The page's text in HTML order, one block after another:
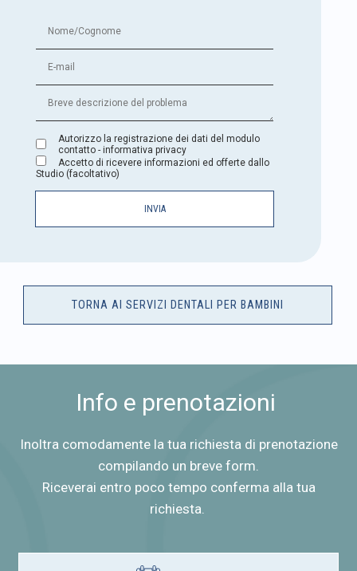
Autorizzo la registrazione dei dati del modulo
contatto - informativa privacy
Accetto di ricevere informazioni ed offerte dallo
Studio (facoltativo)
TORNA AI SERVIZI DENTALI PER BAMBINI
Info e prenotazioni
Inoltra comodamente la tua richiesta di prenotazione
compilando un breve form.
Riceverai entro poco tempo conferma alla tua
richiesta.